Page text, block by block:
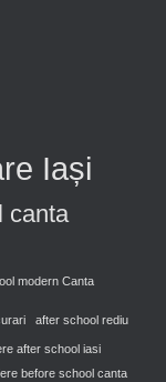
Iași
canta
modern Canta
after school rediu
after school iasi
before school canta